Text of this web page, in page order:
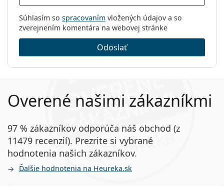
Súhlasím so spracovaním vložených údajov a so
zverejnením komentára na webovej stránke
Odoslať
Overené našimi zákazníkmi
97 % zákazníkov odporúča náš obchod (z
11479 recenzií). Prezrite si vybrané
hodnotenia našich zákazníkov.
Ďalšie hodnotenia na Heureka.sk